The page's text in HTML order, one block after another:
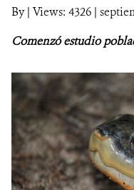
COBERTURA
By| Views: 4326 |
Comenzó estudio